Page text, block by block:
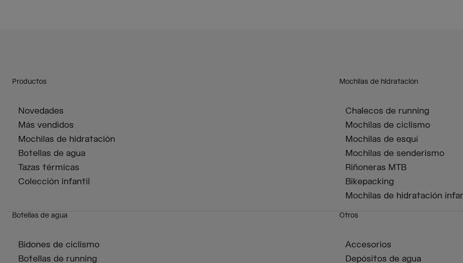
Productos
Novedades
Más vendidos
Mochilas de hidratación
Botellas de agua
Tazas térmicas
Colección infantil
Mochilas de hidratación
Chalecos de running
Mochilas de ciclismo
Mochilas de esquí
Mochilas de senderismo
Riñoneras MTB
Bikepacking
Mochilas de hidratación
Botellas de agua
Bidones de ciclismo
Botellas de running
Otros
Accesorios
Depósitos de agua